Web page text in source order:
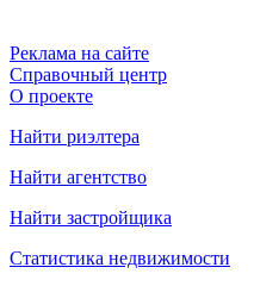
Реклама на сайте
Справочный центр
О проекте
Найти риэлтера
Найти агентство
Найти застройщика
Статистика недвижимости